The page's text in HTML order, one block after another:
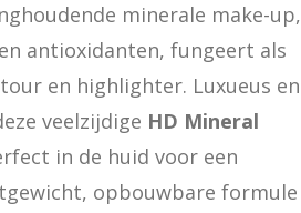
minerale make-up,
antioxidanten, fungeert als
en highlighter. Luxueus en
veelzijdige HD Mineral
in de huid voor een
opbouwbare formule